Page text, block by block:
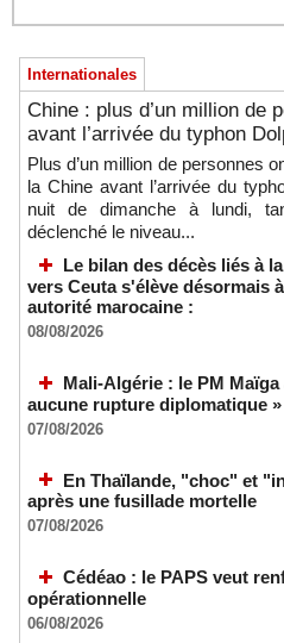
Internationales
Chine : plus d’un million de
avant l’arrivée du typhon
Plus d’un million de personnes
la Chine avant l’arrivée du
nuit de dimanche à lundi,
déclenché le niveau...
Le bilan des décès liés à
vers Ceuta s'élève désormais
autorité marocaine :
08/08/2026
Mali-Algérie : le PM Maïga
aucune rupture diplomatique
07/08/2026
En Thaïlande, "choc" et
après une fusillade mortelle
07/08/2026
Cédéao : le PAPS veut
opérationnelle
06/08/2026